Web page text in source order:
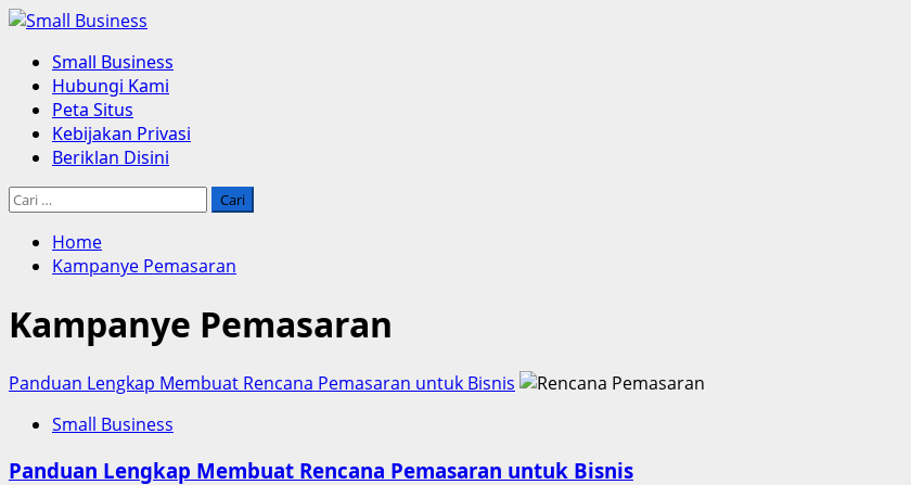
Skip
content
Primary
Menu
Small Business
Hubungi Kami
Peta Situs
Kebijakan Privasi
Beriklan Disini
Cari
Home
Kampanye Pemasaran
Kampanye Pemasaran
Panduan Lengkap Membuat Rencana Pemasaran untuk Bisnis
Small Business
Panduan Lengkap Membuat Rencana Pemasaran untuk Bisnis